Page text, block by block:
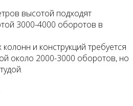
высотой подходят
3000-4000 оборотов в
и конструкций требуется
около 2000-3000 оборотов, но